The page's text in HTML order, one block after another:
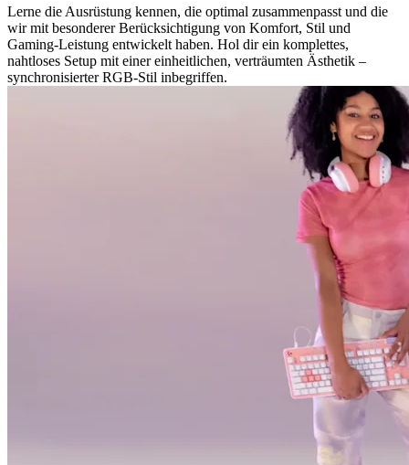
Lerne die Ausrüstung kennen, die optimal zusammenpasst und die
wir mit besonderer Berücksichtigung von Komfort, Stil und
Gaming-Leistung entwickelt haben. Hol dir ein komplettes,
nahtloses Setup mit einer einheitlichen, verträumten Ästhetik –
synchronisierter RGB-Stil inbegriffen.